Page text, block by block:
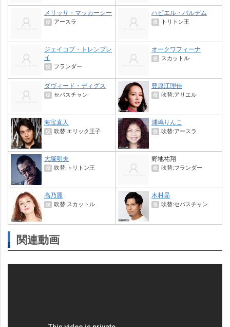
メリッサ・マッカーシー
役 アースラ
ハビエル・バルデム
役 トリトン王
ジェイコブ・トレンブレ
イ
役 フランダー
オークワフィーナ
役 スカットル
ダヴィード・ディグス
役 セバスチャン
豊原江理佳
役 吹替:アリエル
海宝直人
役 吹替:エリック王子
浦嶋りんこ
役 吹替:アースラ
大塚明夫
役 吹替:トリトン王
野地祐翔
役 吹替:フランダー
高乃麗
役 吹替:スカットル
木村昴
役 吹替:セバスチャン
関連動画